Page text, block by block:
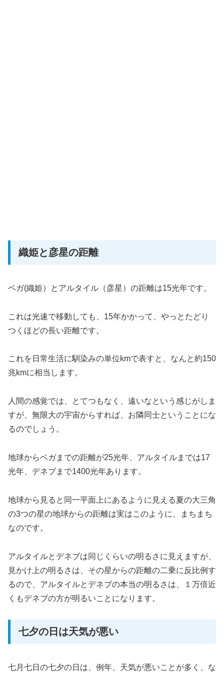
織姫と彦星の距離
ベガ(織姫）とアルタイル（彦星）の距離は15光年です。
これは光速で移動しても、15年かかって、やっとたどり
つくほどの長い距離です。
これを日常生活に馴染みの単位kmで表すと、なんと約150
兆kmに相当します。
人間の感覚では、とてつもなく、遠いなという感じがしま
すが、無限大の宇宙からすれば、お隣同士ということにな
るのでしょう。
地球からベガまでの距離が25光年、アルタイルまでは17
光年、デネブまで1400光年あります。
地球から見ると同一平面上にあるように見える夏の大三角
の3つの星の地球からの距離は実はこのように、まちまち
なのです。
アルタイルとデネブは同じくらいの明るさに見えますが、
見かけ上の明るさは、その星からの距離の二乗に反比例す
るので、アルタイルとデネブの本当の明るさは、１万倍近
くもデネブの方が明るいことになります。
七夕の日は天気が悪い
七月七日の七夕の日は、例年、天気が悪いことが多く、な